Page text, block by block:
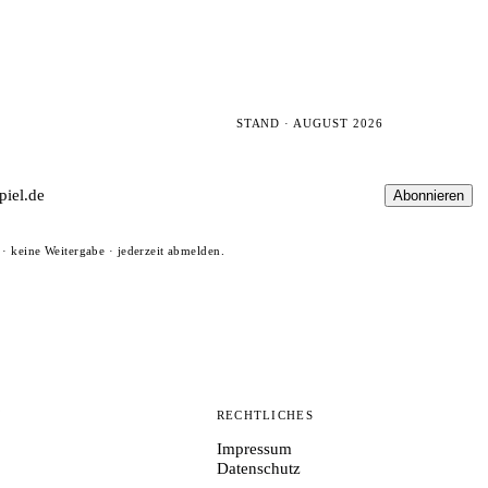
STAND · AUGUST 2026
Abonnieren
keine Weitergabe · jederzeit abmelden.
RECHTLICHES
Impressum
Datenschutz